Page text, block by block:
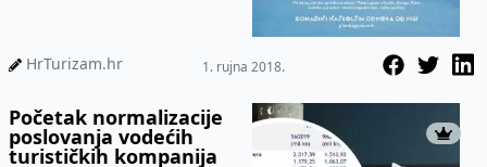
HrTurizam.hr 1. rujna 2018.
Početak normalizacije
poslovanja vodećih
turističkih kompanija